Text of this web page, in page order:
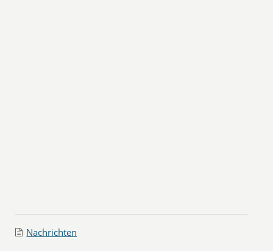
Nachrichten